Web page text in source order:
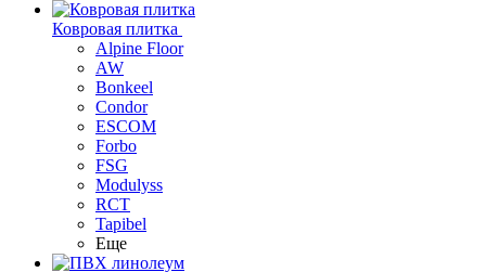
Ковровая плитка
Alpine Floor
AW
Bonkeel
Condor
ESCOM
Forbo
FSG
Modulyss
RCT
Tapibel
Еще